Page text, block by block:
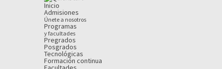
Inicio
Admisiones
Únete a nosotros
Programas
y facultades
Pregrados
Posgrados
Tecnológicas
Formación continua